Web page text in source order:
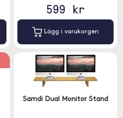
599 kr
Lägg i varukorgen
Samdi Dual Monitor Stand